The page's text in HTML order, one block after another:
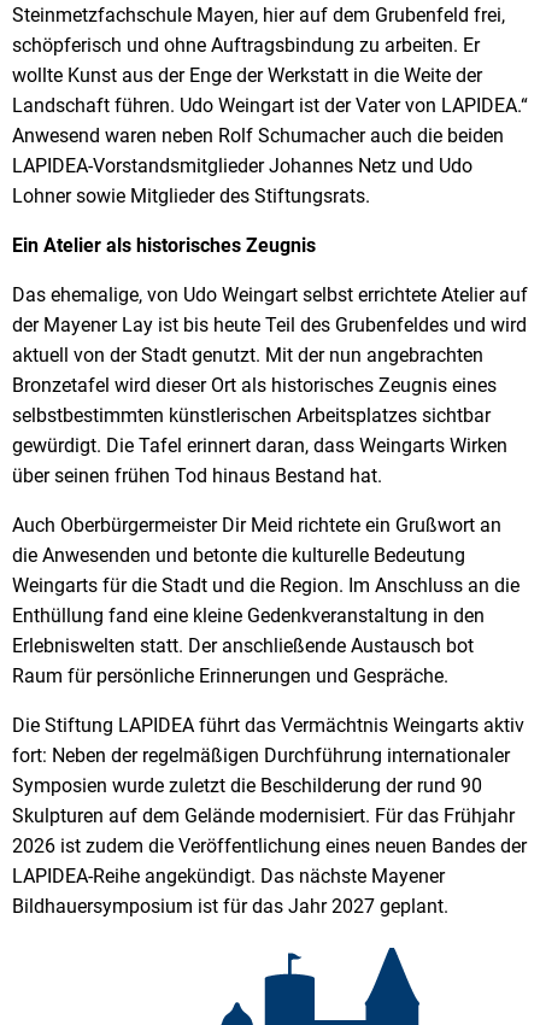
Steinmetzfachschule Mayen, hier auf dem Grubenfeld frei,
schöpferisch und ohne Auftragsbindung zu arbeiten. Er
wollte Kunst aus der Enge der Werkstatt in die Weite der
Landschaft führen. Udo Weingart ist der Vater von LAPIDEA.“
Anwesend waren neben Rolf Schumacher auch die beiden
LAPIDEA-Vorstandsmitglieder Johannes Netz und Udo
Lohner sowie Mitglieder des Stiftungsrats.
Ein Atelier als historisches Zeugnis
Das ehemalige, von Udo Weingart selbst errichtete Atelier auf
der Mayener Lay ist bis heute Teil des Grubenfeldes und wird
aktuell von der Stadt genutzt. Mit der nun angebrachten
Bronzetafel wird dieser Ort als historisches Zeugnis eines
selbstbestimmten künstlerischen Arbeitsplatzes sichtbar
gewürdigt. Die Tafel erinnert daran, dass Weingarts Wirken
über seinen frühen Tod hinaus Bestand hat.
Auch Oberbürgermeister Dir Meid richtete ein Grußwort an
die Anwesenden und betonte die kulturelle Bedeutung
Weingarts für die Stadt und die Region. Im Anschluss an die
Enthüllung fand eine kleine Gedenkveranstaltung in den
Erlebniswelten statt. Der anschließende Austausch bot
Raum für persönliche Erinnerungen und Gespräche.
Die Stiftung LAPIDEA führt das Vermächtnis Weingarts aktiv
fort: Neben der regelmäßigen Durchführung internationaler
Symposien wurde zuletzt die Beschilderung der rund 90
Skulpturen auf dem Gelände modernisiert. Für das Frühjahr
2026 ist zudem die Veröffentlichung eines neuen Bandes der
LAPIDEA-Reihe angekündigt. Das nächste Mayener
Bildhauersymposium ist für das Jahr 2027 geplant.